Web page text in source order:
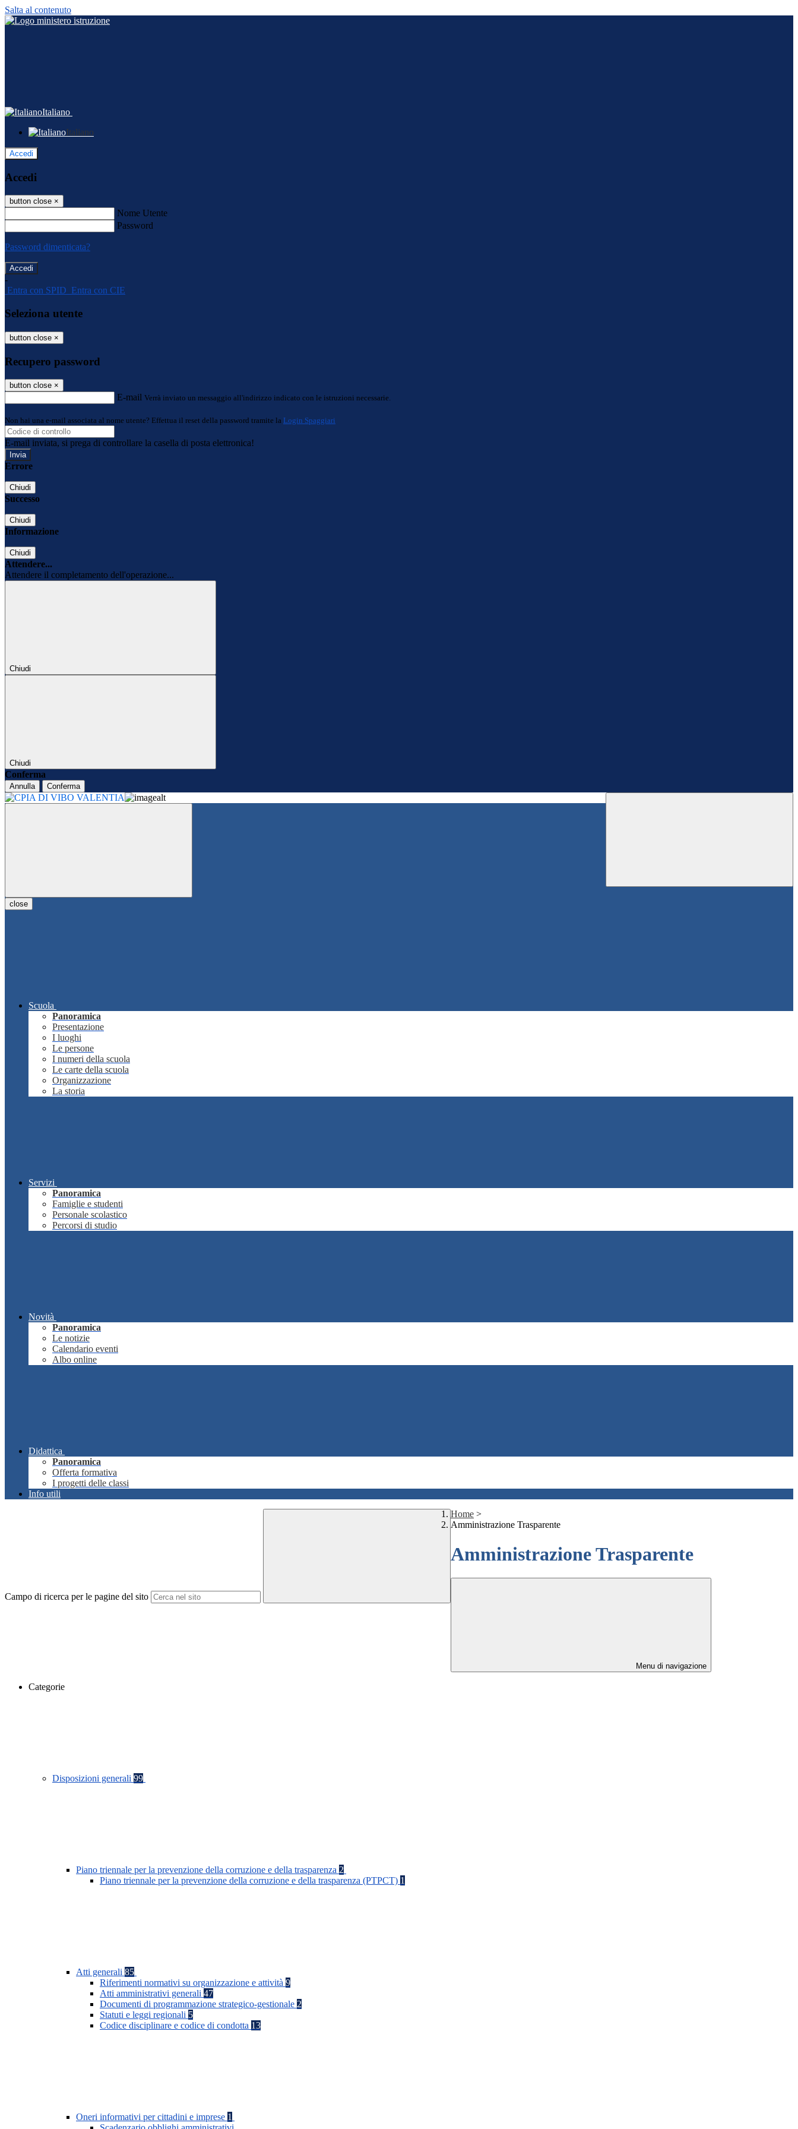
Salta al contenuto
Italiano
Italiano
Accedi
Accedi
button close ×
Nome Utente
Password
Password dimenticata?
-
Entra con SPID Entra con CIE
Seleziona utente
button close ×
Recupero password
button close ×
E-mail Verrà inviato un messaggio all'indirizzo indicato con le istruzioni necessarie.
Non hai una e-mail associata al nome utente? Effettua il reset della password tramite la Login Spaggiari
E-mail inviata, si prega di controllare la casella di posta elettronica!
Errore
Chiudi
Successo
Chiudi
Informazione
Chiudi
Attendere...
Attendere il completamento dell'operazione...
Chiudi
Chiudi
Conferma
Annulla Conferma
close
Scuola
Panoramica
Presentazione
I luoghi
Le persone
I numeri della scuola
Le carte della scuola
Organizzazione
La storia
Servizi
Panoramica
Famiglie e studenti
Personale scolastico
Percorsi di studio
Novità
Panoramica
Le notizie
Calendario eventi
Albo online
Didattica
Panoramica
Offerta formativa
I progetti delle classi
Info utili
Campo di ricerca per le pagine del sito
Home >
Amministrazione Trasparente
Amministrazione Trasparente
Menu di navigazione
Categorie
Disposizioni generali 99
Piano triennale per la prevenzione della corruzione e della trasparenza 2
Piano triennale per la prevenzione della corruzione e della trasparenza (PTPCT) 1
Atti generali 85
Riferimenti normativi su organizzazione e attività 9
Atti amministrativi generali 47
Documenti di programmazione strategico-gestionale 2
Statuti e leggi regionali 5
Codice disciplinare e codice di condotta 13
Oneri informativi per cittadini e imprese 1